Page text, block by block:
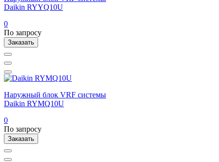
Daikin RYYQ10U
0
По запросу
Заказать
Наружный блок VRF системы
Daikin RYMQ10U
0
По запросу
Заказать